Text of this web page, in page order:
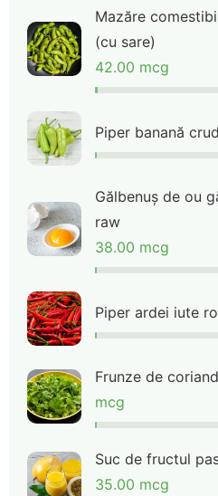
Mazăre
(cu sare)
42.00 mcg
Piper banană crud
Gălbenuș de ou
raw
38.00 mcg
Piper ardei iute
Frunze de
mcg
Suc de fructul
35.00 mcg